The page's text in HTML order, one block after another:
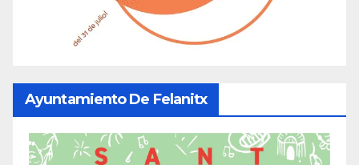
Ayuntamiento De Felanitx